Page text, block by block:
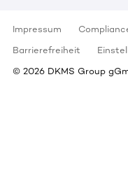
Impressum
Barrierefreiheit
© 2026 DKMS Group